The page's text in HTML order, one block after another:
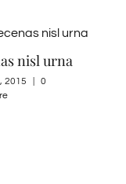
nisl urna
2015
0